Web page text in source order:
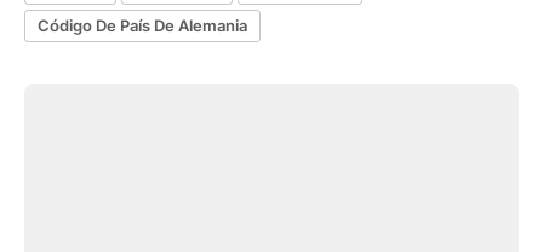
Código De País De Alemania